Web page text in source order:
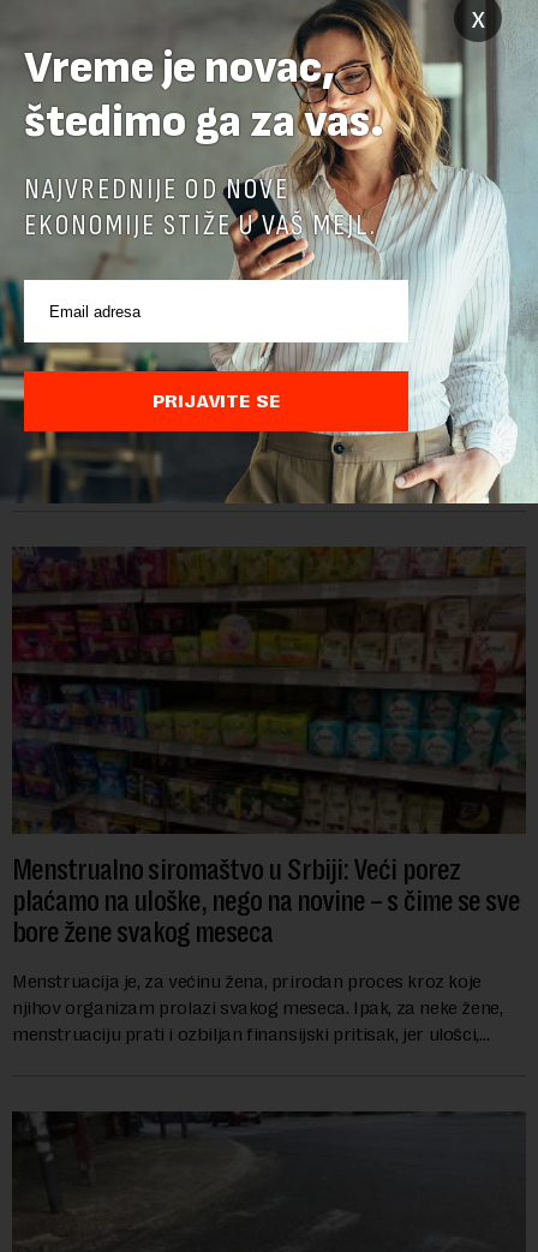
Šta vredi lustracija ako su novci na sigurnom:
Posle promena doneti specijalni zakon o
ispitivanju i oduzimanju imovine
U Srbiji su se godinama unazad potencirale pojedine privatne
kompanije čiji su vlasnici, stvarni ili fiktivni, zgrtali ogroman
profit. I dok su se velika državna preduzeća uništavala i gubila
bitke na tržišt...
Menstrualno siromaštvo u Srbiji: Veći porez
plaćamo na uloške, nego na novine – s čime se sve
bore žene svakog meseca
Menstruacija je, za većinu žena, prirodan proces kroz koje
njihov organizam prolazi svakog meseca. Ipak, za neke žene,
menstruaciju prati i ozbiljan finansijski pritisak, jer ulošci,
x
Vreme je novac,
štedimo ga za vas.
NAJVREDNIJE OD NOVE
EKONOMIJE STIŽE U VAŠ MEJL.
PRIJAVITE SE